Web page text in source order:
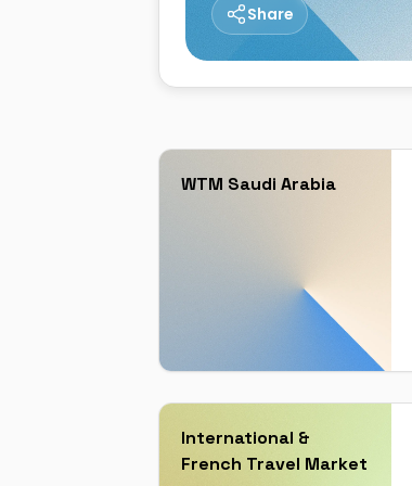
Share
WTM Saudi Arabia
International &
French Travel Market